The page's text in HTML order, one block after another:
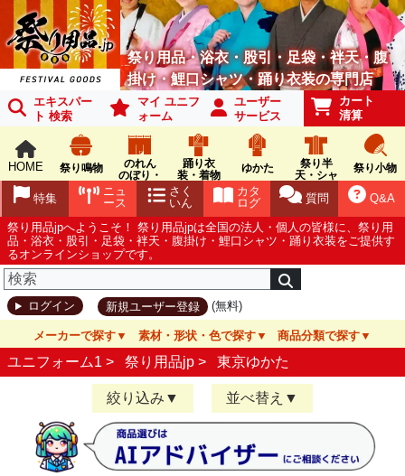
祭り用品・浴衣・股引・足袋・袢天・腹
掛け・鯉口シャツ・踊り衣装の専門店
エキスパー
ト 検索
マイ ユニフ
ォーム
ユーザー
サービス
カート
清算
HOME 祭り鳴物
のれん
のぼり・
踊り衣
装・着物
ゆかた
祭り半
天・シャ
祭り小物
Q&A
質問
カタ
ログ
さく
いん
ニュ
ース
特集
祭り用品jpへようこそ！ 祭り用品jpは全国の法人・個人の皆様に、祭り用
品・浴衣・股引・足袋・袢天・腹掛け・鯉口シャツ・踊り衣装をご提供す
るオンラインショップです。
ログイン 新規ユーザー登録 (無料)
メーカーで探す 素材・形状・色で探す 商品分類で探す
ユニフォーム1 > 祭り用品jp > 東京ゆかた
絞り込み 並べ替え